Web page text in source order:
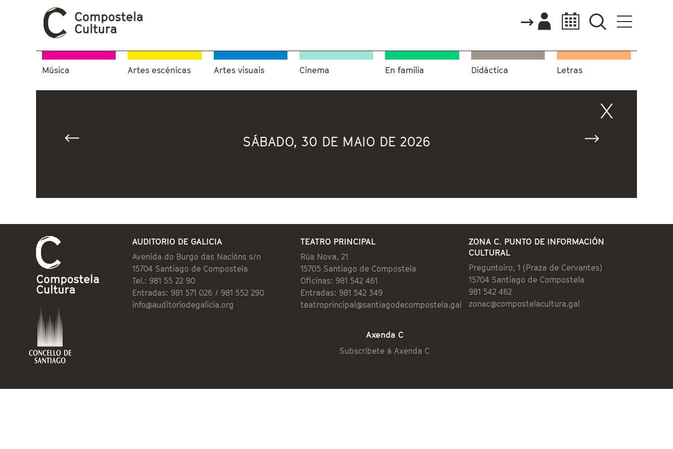
Música Artes escénicas Artes visuais Cinema En familia Didáctica Letras
SÁBADO, 30 DE MAIO DE 2026
AUDITORIO DE GALICIA
Avenida do Burgo das Nacións s/n
15704 Santiago de Compostela
Tel.: 981 55 22 90
Entradas: 981 571 026 / 981 552 290
info@auditoriodegalicia.org
TEATRO PRINCIPAL
Rúa Nova, 21
15705 Santiago de Compostela
Oficinas: 981 542 461
Entradas: 981 542 349
teatroprincipal@santiagodecompostela.gal
ZONA C. PUNTO DE INFORMACIÓN
CULTURAL
Preguntoiro, 1 (Praza de Cervantes)
15704 Santiago de Compostela
981 542 462
zonac@compostelacultura.gal
Axenda C
Subscríbete á Axenda C